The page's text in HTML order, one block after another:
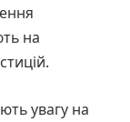
на
увагу на